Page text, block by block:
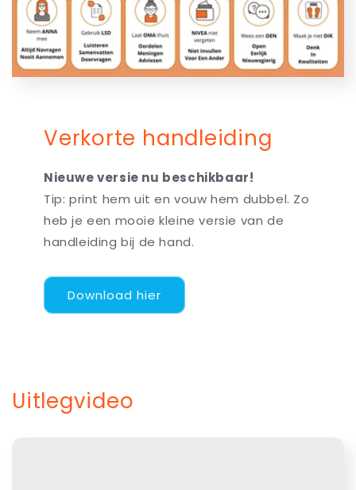
Verkorte handleiding
Nieuwe versie nu beschikbaar!
Tip: print hem uit en vouw hem dubbel. Zo
heb je een mooie kleine versie van de
handleiding bij de hand.
Download hier
Uitlegvideo